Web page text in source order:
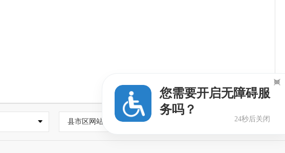
县市区网站
您需要开启无障碍服
务吗？
23秒后关闭
